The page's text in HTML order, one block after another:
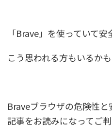
「Brave」を使っていて安
こう思われる方もいるかも
Braveブラウザの危険性
記事をお読みになってご判